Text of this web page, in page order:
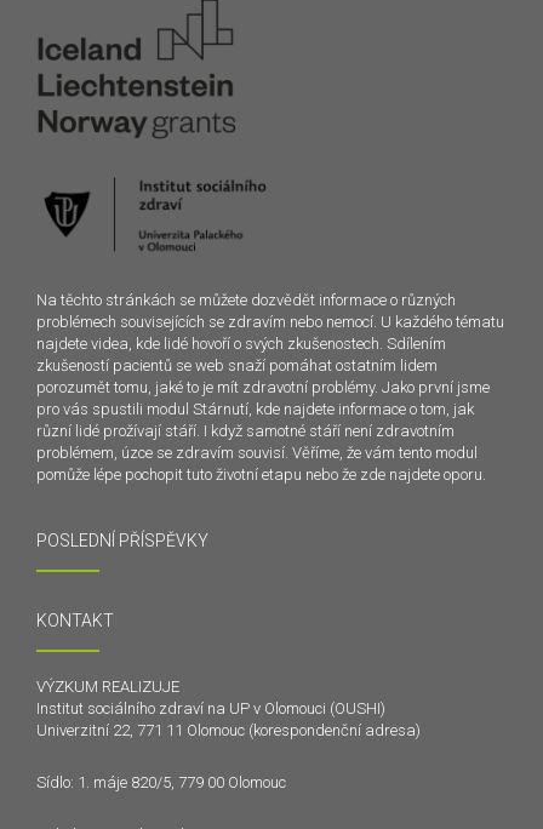
Na těchto stránkách se můžete dozvědět informace o různých
problémech souvisejících se zdravím nebo nemocí. U každého tématu
najdete videa, kde lidé hovoří o svých zkušenostech. Sdílením
zkušeností pacientů se web snaží pomáhat ostatním lidem
porozumět tomu, jaké to je mít zdravotní problémy. Jako první jsme
pro vás spustili modul Stárnutí, kde najdete informace o tom, jak
různí lidé prožívají stáří. I když samotné stáří není zdravotním
problémem, úzce se zdravím souvisí. Věříme, že vám tento modul
pomůže lépe pochopit tuto životní etapu nebo že zde najdete oporu.
POSLEDNÍ PŘÍSPĚVKY
KONTAKT
VÝZKUM REALIZUJE
Institut sociálního zdraví na UP v Olomouci (OUSHI)
Univerzitní 22, 771 11 Olomouc (korespondenční adresa)
Sídlo: 1. máje 820/5, 779 00 Olomouc